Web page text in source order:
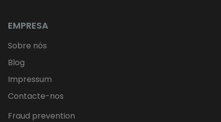
EMPRESA
Sobre nós
Blog
Impressum
Contacte-nos
Fraud prevention